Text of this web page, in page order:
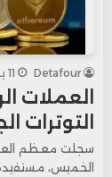
Detafour 11 يونيو 2026
العملات
التوترات
سجلت معظم
الخميس،